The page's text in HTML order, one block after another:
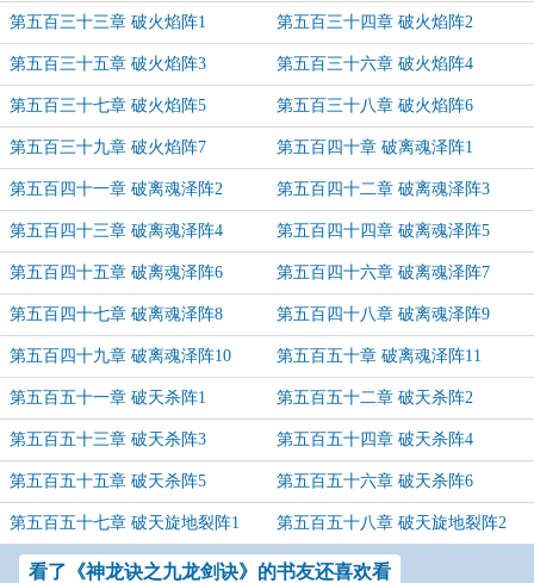
第五百三十三章 破火焰阵1 第五百三十四章 破火焰阵2
第五百三十五章 破火焰阵3 第五百三十六章 破火焰阵4
第五百三十七章 破火焰阵5 第五百三十八章 破火焰阵6
第五百三十九章 破火焰阵7 第五百四十章 破离魂泽阵1
第五百四十一章 破离魂泽阵2 第五百四十二章 破离魂泽阵3
第五百四十三章 破离魂泽阵4 第五百四十四章 破离魂泽阵5
第五百四十五章 破离魂泽阵6 第五百四十六章 破离魂泽阵7
第五百四十七章 破离魂泽阵8 第五百四十八章 破离魂泽阵9
第五百四十九章 破离魂泽阵10 第五百五十章 破离魂泽阵11
第五百五十一章 破天杀阵1 第五百五十二章 破天杀阵2
第五百五十三章 破天杀阵3 第五百五十四章 破天杀阵4
第五百五十五章 破天杀阵5 第五百五十六章 破天杀阵6
第五百五十七章 破天旋地裂阵1 第五百五十八章 破天旋地裂阵2
看了《神龙诀之九龙剑诀》的书友还喜欢看